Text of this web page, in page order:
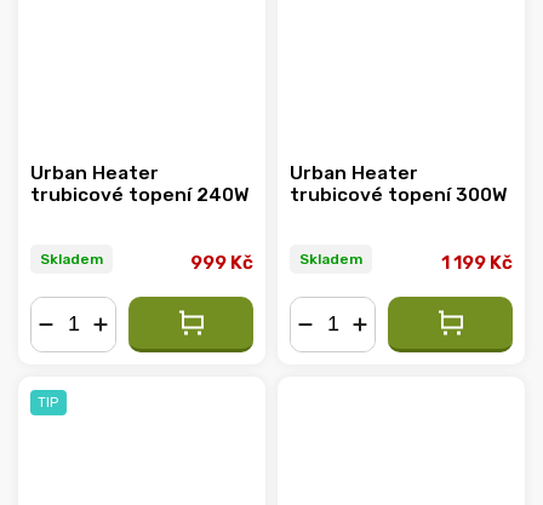
Urban Heater
trubicové topení 240W
Skladem 999 Kč
Urban Heater
trubicové topení 300W
Skladem 1 199 Kč
TIP